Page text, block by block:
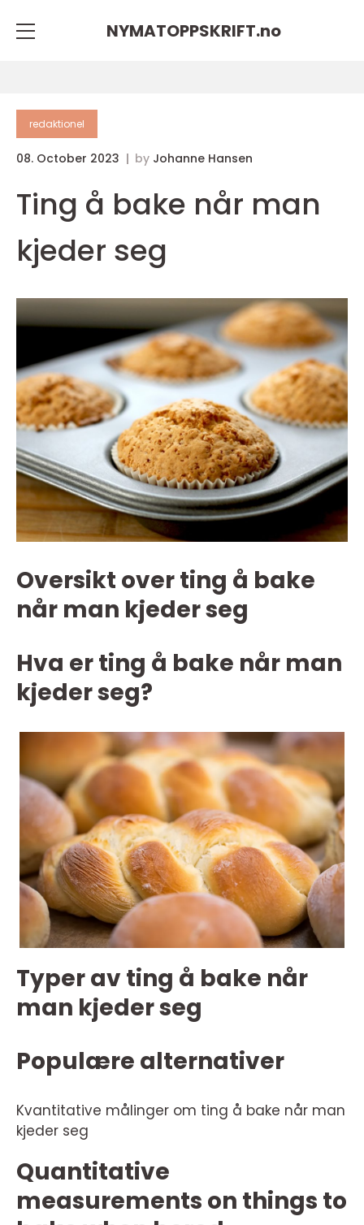
NYMATOPPSKRIFT.no
redaktionel
08. October 2023 by Johanne Hansen
Ting å bake når man
kjeder seg
Oversikt over ting å bake
når man kjeder seg
Hva er ting å bake når man
kjeder seg?
Typer av ting å bake når
man kjeder seg
Populære alternativer
Kvantitative målinger om ting å bake når man
kjeder seg
Quantitative
measurements on things to